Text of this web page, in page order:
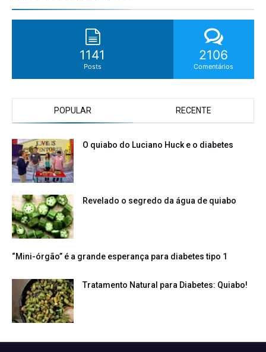
1141
Posts
2106
Comentários
POPULAR RECENTE
O quiabo do Luciano Huck e o diabetes
Revelado o segredo da água de quiabo
“Mini-órgão” é a grande esperança para diabetes tipo 1
Tratamento Natural para Diabetes: Quiabo!